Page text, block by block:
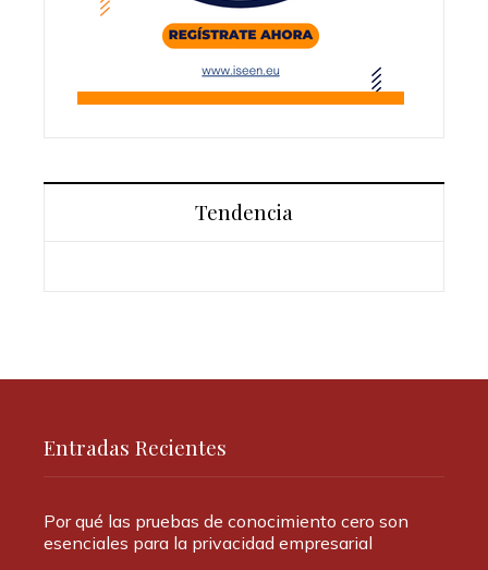
Tendencia
Entradas Recientes
Por qué las pruebas de conocimiento cero son
esenciales para la privacidad empresarial